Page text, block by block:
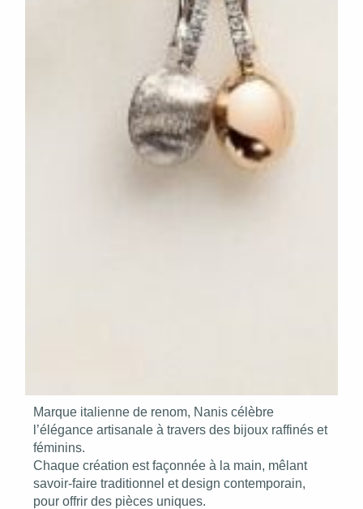
Marque italienne de renom, Nanis célèbre
l’élégance artisanale à travers des bijoux raffinés et
féminins.
Chaque création est façonnée à la main, mêlant
savoir-faire traditionnel et design contemporain,
pour offrir des pièces uniques.